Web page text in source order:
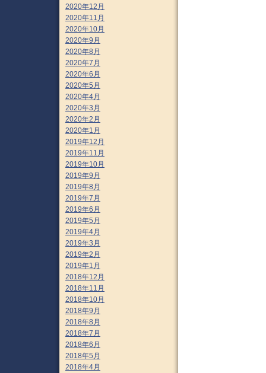
2020年12月
2020年11月
2020年10月
2020年9月
2020年8月
2020年7月
2020年6月
2020年5月
2020年4月
2020年3月
2020年2月
2020年1月
2019年12月
2019年11月
2019年10月
2019年9月
2019年8月
2019年7月
2019年6月
2019年5月
2019年4月
2019年3月
2019年2月
2019年1月
2018年12月
2018年11月
2018年10月
2018年9月
2018年8月
2018年7月
2018年6月
2018年5月
2018年4月